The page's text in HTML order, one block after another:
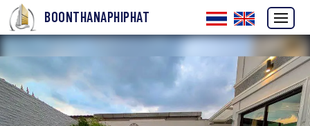
BOONTHANAPHIPHAT